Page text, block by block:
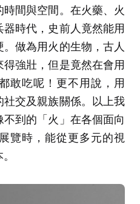
間與空間。在火藥、火
時代，史前人竟然能用
做為用火的生物，古人
強壯，但是竟然在會用
敢吃呢！更不用說，用
交及親族關係。以上我
到的「火」在各個面向
覽時，能從更多元的視